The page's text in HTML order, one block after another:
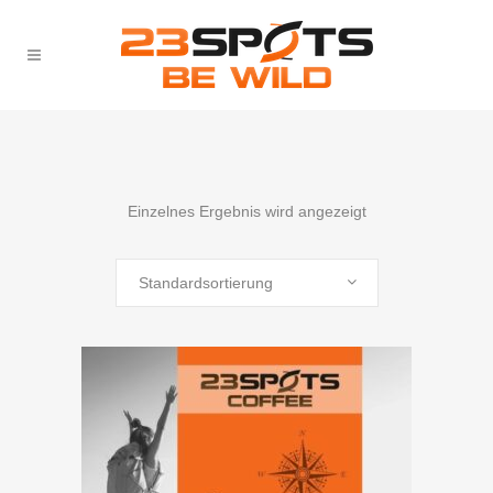
Einzelnes Ergebnis wird angezeigt
Standardsortierung